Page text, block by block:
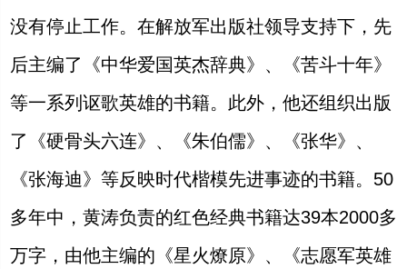
没有停止工作。在解放军出版社领导支持下，先
后主编了《中华爱国英杰辞典》、《苦斗十年》
等一系列讴歌英雄的书籍。此外，他还组织出版
了《硬骨头六连》、《朱伯儒》、《张华》、
《张海迪》等反映时代楷模先进事迹的书籍。 50
多年中，黄涛负责的红色经典书籍达39本2000多
万字，由他主编的《星火燎原》、《志愿军英雄